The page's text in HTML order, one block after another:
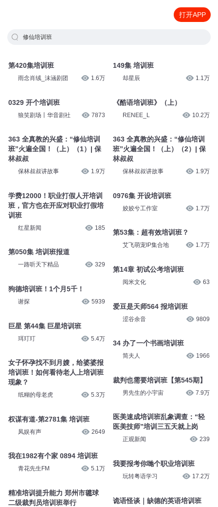
打开APP
修仙培训班
第420集培训班
雨念肖绒_沫涵剧团 1.6万
0329 开个培训班
狼笑剧场丨华音剧社 7873
363 全真教的兴盛：“修仙培训
班”火遍全国！（上）（1）| 保
林叔叔
保林叔叔讲故事 1.9万
学费12000！职业打假人开培训
班，官方也在开应对职业打假培
训班
红星新闻 185
第050集 培训班报道
一路听天下精品 329
狗德培训班！1个月5千！
谢探 5939
巨星 第44集 巨星培训班
珥玎玎 5.4万
女子怀孕找不到月嫂，给婆婆报
培训班！如何看待老人上培训班
现象？
纸糊的母老虎 5.3万
权谋有道-第2781集 培训班
凤娱有声 2649
我在1982有个家 0894 培训班
青花先生FM 5.1万
精准培训提升能力 郑州市毽球
二级裁判员培训班举行
149集 培训班
却星辰 1.1万
《酷语培训班》（上）
RENEE_L 10.2万
363 全真教的兴盛：“修仙培训
班”火遍全国！（上）（2）| 保
林叔叔
保林叔叔讲故事 1.9万
0976集 开设培训班
姣姣兮工作室 1.7万
第53集：超有效培训班？
艾飞萌宠IP集合地 1.7万
第14章 初试公考培训班
阅米文化 63
爱豆是天师564 报培训班
涩谷余音 9809
34 办了一个书画培训班
简夫人 1966
裁判也需要培训班【第545期】
男先生的小宇宙 7.9万
医美速成培训班乱象调查：“轻
医美技师”培训三五天就上岗
正观新闻 239
我要报考你哋个职业培训班
玩转粤语学习 17.2万
诡语怪谈｜缺德的英语培训班